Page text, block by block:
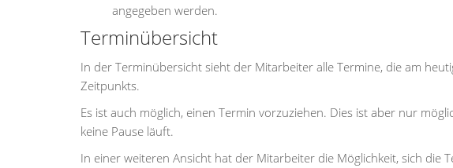
angegeben werden.
Terminübersicht
In der Terminübersicht sieht der Mitarbeiter alle Termine, die am
Zeitpunkts.
Es ist auch möglich, einen Termin vorzuziehen. Dies ist aber nur
keine Pause läuft.
In einer weiteren Ansicht hat der Mitarbeiter die Möglichkeit, sich die